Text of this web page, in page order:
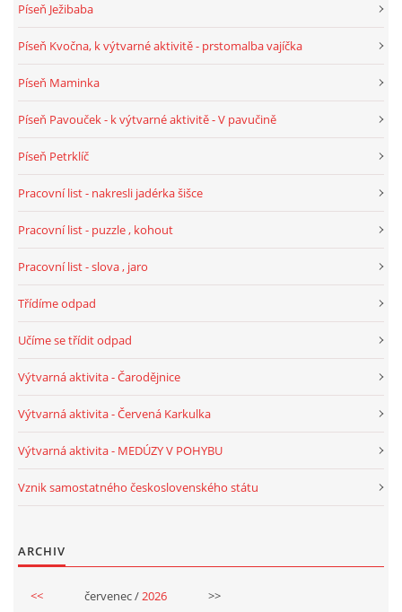
PÍSNĚ K TÉMATU LÉTO
POHYBOVÉ AKTIVITY NA TÉMA LÉTO
BÁSNĚ K TÉMATU PODZIM
POHYBOVÉ AKTIVITY NA TÉMA PODZIM
PÍSNĚ K TÉMATU ZIMA
BÁSNĚ K TÉMATU ZIMA
VZDĚLÁVACÍ PLÁN OD ZÁŘÍ DO ČERVNA
Píseň Ježibaba
Píseň Kvočna, k výtvarné aktivitě - prstomalba vajíčka
Píseň Maminka
Píseň Pavouček - k výtvarné aktivitě - V pavučině
Píseň Petrklíč
Pracovní list - nakresli jadérka šišce
Pracovní list - puzzle , kohout
Pracovní list - slova , jaro
Třídíme odpad
Učíme se třídit odpad
Výtvarná aktivita - Čarodějnice
Výtvarná aktivita - Červená Karkulka
Výtvarná aktivita - MEDÚZY V POHYBU
Vznik samostatného československého státu
ARCHIV
<< červenec /2026 >>